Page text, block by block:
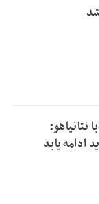
نتانیاهو:
ادامه یابد